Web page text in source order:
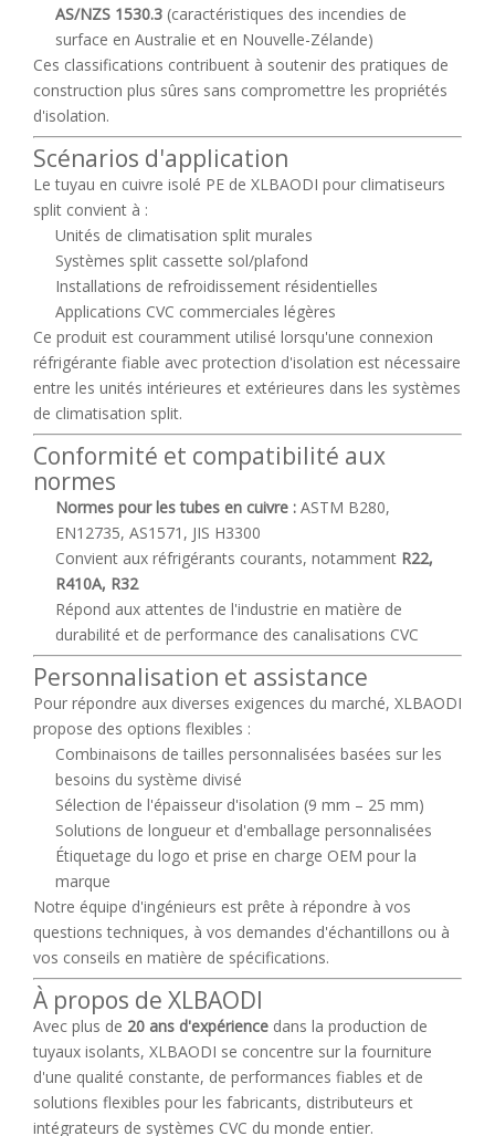
AS/NZS 1530.3 (caractéristiques des incendies de
surface en Australie et en Nouvelle-Zélande)
Ces classifications contribuent à soutenir des pratiques de
construction plus sûres sans compromettre les propriétés
d'isolation.
Scénarios d'application
Le tuyau en cuivre isolé PE de XLBAODI pour climatiseurs
split convient à :
Unités de climatisation split murales
Systèmes split cassette sol/plafond
Installations de refroidissement résidentielles
Applications CVC commerciales légères
Ce produit est couramment utilisé lorsqu'une connexion
réfrigérante fiable avec protection d'isolation est nécessaire
entre les unités intérieures et extérieures dans les systèmes
de climatisation split.
Conformité et compatibilité aux
normes
Normes pour les tubes en cuivre : ASTM B280,
EN12735, AS1571, JIS H3300
Convient aux réfrigérants courants, notamment R22,
R410A, R32
Répond aux attentes de l'industrie en matière de
durabilité et de performance des canalisations CVC
Personnalisation et assistance
Pour répondre aux diverses exigences du marché, XLBAODI
propose des options flexibles :
Combinaisons de tailles personnalisées basées sur les
besoins du système divisé
Sélection de l'épaisseur d'isolation (9 mm – 25 mm)
Solutions de longueur et d'emballage personnalisées
Étiquetage du logo et prise en charge OEM pour la
marque
Notre équipe d'ingénieurs est prête à répondre à vos
questions techniques, à vos demandes d'échantillons ou à
vos conseils en matière de spécifications.
À propos de XLBAODI
Avec plus de 20 ans d'expérience dans la production de
tuyaux isolants, XLBAODI se concentre sur la fourniture
d'une qualité constante, de performances fiables et de
solutions flexibles pour les fabricants, distributeurs et
intégrateurs de systèmes CVC du monde entier.